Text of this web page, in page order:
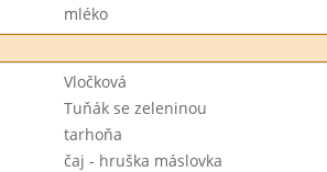
mléko
Vločková
Tuňák se zeleninou
tarhoňa
čaj - hruška máslovka